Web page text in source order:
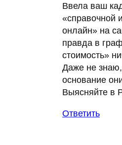
Ввела ваш
«справочной
онлайн» на
правда в
стоимость»
Даже не
основание
Выясняйте в
Ответить